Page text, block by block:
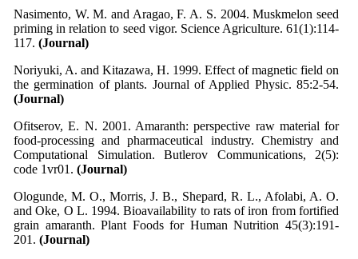
Nasimento, W. M. and Aragao, F. A. S. 2004. Muskmelon seed
priming in relation to seed vigor. Science Agriculture. 61(1):114-
117. (Journal)
Noriyuki, A. and Kitazawa, H. 1999. Effect of magnetic field on
the germination of plants. Journal of Applied Physic. 85:2-54.
(Journal)
Ofitserov, E. N. 2001. Amaranth: perspective raw material for
food-processing and pharmaceutical industry. Chemistry and
Computational Simulation. Butlerov Communications, 2(5):
code 1vr01. (Journal)
Ologunde, M. O., Morris, J. B., Shepard, R. L., Afolabi, A. O.
and Oke, O L. 1994. Bioavailability to rats of iron from fortified
grain amaranth. Plant Foods for Human Nutrition 45(3):191-
201. (Journal)